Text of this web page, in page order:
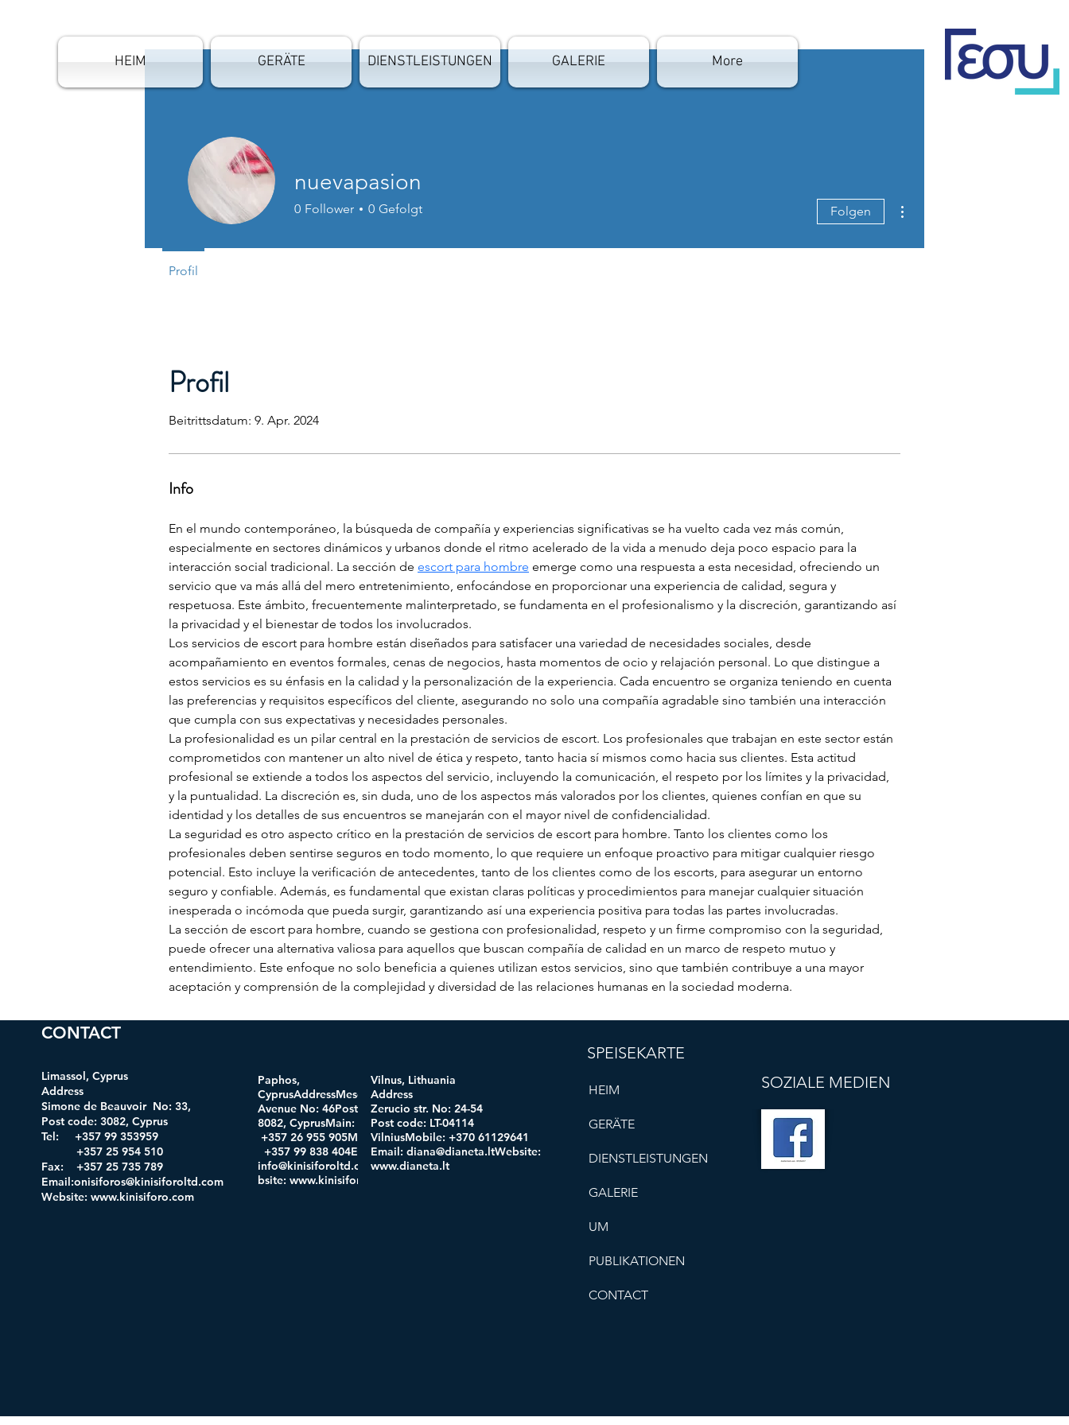
HEIM GERÄTE DIENSTLEISTUNGEN GALERIE More
Profil
Beitrittsdatum: 9. Apr. 2024
Info
En el mundo contemporáneo, la búsqueda de compañía y experiencias significativas se ha vuelto cada vez más común,
especialmente en sectores dinámicos y urbanos donde el ritmo acelerado de la vida a menudo deja poco espacio para la
interacción social tradicional. La sección de escort para hombre emerge como una respuesta a esta necesidad, ofreciendo un
servicio que va más allá del mero entretenimiento, enfocándose en proporcionar una experiencia de calidad, segura y
respetuosa. Este ámbito, frecuentemente malinterpretado, se fundamenta en el profesionalismo y la discreción, garantizando así
la privacidad y el bienestar de todos los involucrados.
Los servicios de escort para hombre están diseñados para satisfacer una variedad de necesidades sociales, desde
acompañamiento en eventos formales, cenas de negocios, hasta momentos de ocio y relajación personal. Lo que distingue a
estos servicios es su énfasis en la calidad y la personalización de la experiencia. Cada encuentro se organiza teniendo en cuenta
las preferencias y requisitos específicos del cliente, asegurando no solo una compañía agradable sino también una interacción
que cumpla con sus expectativas y necesidades personales.
La profesionalidad es un pilar central en la prestación de servicios de escort. Los profesionales que trabajan en este sector están
comprometidos con mantener un alto nivel de ética y respeto, tanto hacia sí mismos como hacia sus clientes. Esta actitud
profesional se extiende a todos los aspectos del servicio, incluyendo la comunicación, el respeto por los límites y la privacidad,
y la puntualidad. La discreción es, sin duda, uno de los aspectos más valorados por los clientes, quienes confían en que su
identidad y los detalles de sus encuentros se manejarán con el mayor nivel de confidencialidad.
La seguridad es otro aspecto crítico en la prestación de servicios de escort para hombre. Tanto los clientes como los
profesionales deben sentirse seguros en todo momento, lo que requiere un enfoque proactivo para mitigar cualquier riesgo
potencial. Esto incluye la verificación de antecedentes, tanto de los clientes como de los escorts, para asegurar un entorno
seguro y confiable. Además, es fundamental que existan claras políticas y procedimientos para manejar cualquier situación
inesperada o incómoda que pueda surgir, garantizando así una experiencia positiva para todas las partes involucradas.
La sección de escort para hombre, cuando se gestiona con profesionalidad, respeto y un firme compromiso con la seguridad,
puede ofrecer una alternativa valiosa para aquellos que buscan compañía de calidad en un marco de respeto mutuo y
entendimiento. Este enfoque no solo beneficia a quienes utilizan estos servicios, sino que también contribuye a una mayor
aceptación y comprensión de la complejidad y diversidad de las relaciones humanas en la sociedad moderna.
nuevapasion
0 Follower 0 Gefolgt Folgen
Profil
CONTACT
Limassol, Cyprus
Address
Simone de Beauvoir No: 33,
Post code: 3082, Cyprus
Tel: +357 99 353959
+357 25 954 510
Fax: +357 25 735 789
Email:onisiforos@kinisiforoltd.com
Website: www.kinisiforo.com
Paphos,
CyprusAddressMesogi
Avenue No: 46Post code:
8082, CyprusMain:
+357 26 955 905Mobile:
+357 99 838 404Email:
info@kinisiforoltd.comWe
bsite: www.kinisiforo.com
SPEISEKARTE
Vilnus, Lithuania
Address
Zerucio str. No: 24-54
Post code: LT-04114
VilniusMobile: +370 61129641
Email:diana@dianeta.ltWebsite:
www.dianeta.lt
HEIM
GERÄTE
DIENSTLEISTUNGEN
GALERIE
UM
PUBLIKATIONEN
CONTACT
SOZIALE MEDIEN